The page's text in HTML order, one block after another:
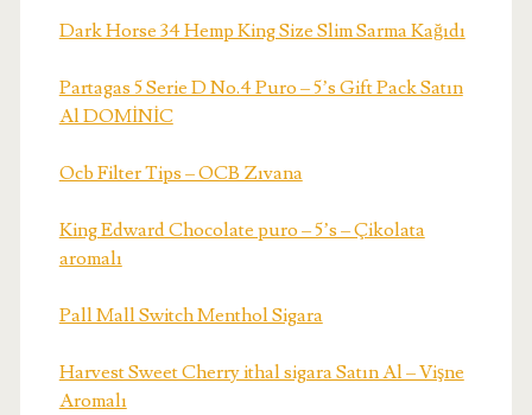
Dark Horse 34 Hemp King Size Slim Sarma Kağıdı
Partagas 5 Serie D No.4 Puro – 5’s Gift Pack Satın
Al DOMİNİC
Ocb Filter Tips – OCB Zıvana
King Edward Chocolate puro – 5’s – Çikolata
aromalı
Pall Mall Switch Menthol Sigara
Harvest Sweet Cherry ithal sigara Satın Al – Vişne
Aromalı